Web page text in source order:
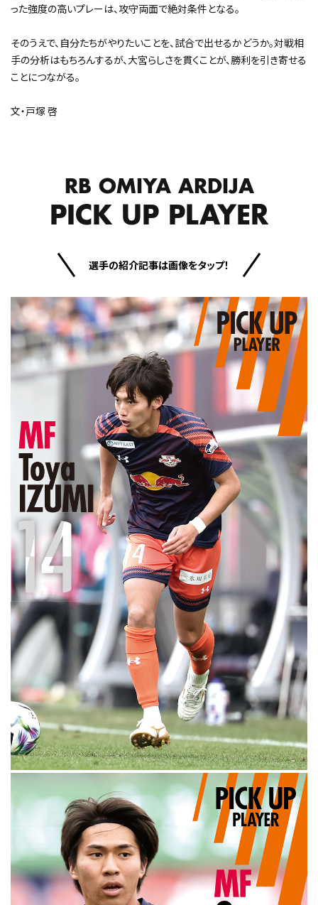
った強度の高いプレーは、攻守両面で絶対条件となる。
そのうえで、自分たちがやりたいことを、試合で出せるかどうか。対戦相
手の分析はもちろんするが、大宮らしさを貫くことが、勝利を引き寄せる
ことにつながる。
文・戸塚 啓
RB OMIYA ARDIJA
PICK UP PLAYER
選手の紹介記事は画像をタップ！